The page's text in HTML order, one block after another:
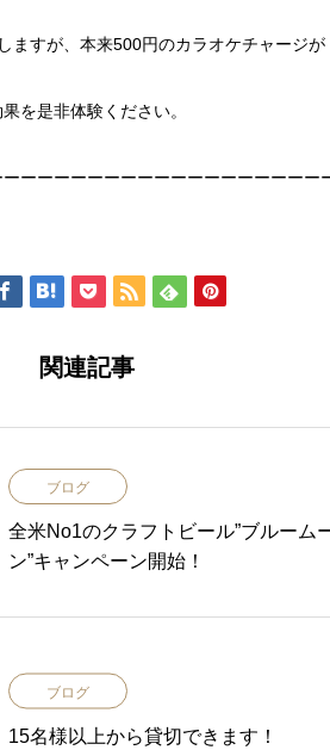
ますが、本来500円のカラオケチャージが
を是非体験ください。
ーーーーーーーーーーーーーーーーーー
関連記事
ブログ
全米No1のクラフトビール”ブルーム
ン”キャンペーン開始！
ブログ
15名様以上から貸切できます！